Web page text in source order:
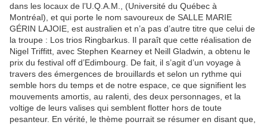
dans les locaux de l’U.Q.A.M., (Université du Québec à
Montréal), et qui porte le nom savoureux de SALLE MARIE
GÉRIN LAJOIE, est australien et n’a pas d’autre titre que celui de
la troupe : Los trios Ringbarkus. Il paraît que cette réalisation de
Nigel Triffitt, avec Stephen Kearney et Neill Gladwin, a obtenu le
prix du festival off d’Edimbourg. De fait, il s’agit d’un voyage à
travers des émergences de brouillards et selon un rythme qui
semble hors du temps et de notre espace, ce que signifient les
mouvements amortis, au ralenti, des deux personnages, et la
voltige de leurs valises qui semblent flotter hors de toute
pesanteur. En vérité, le thème pourrait se résumer en disant que,